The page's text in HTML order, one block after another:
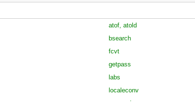
atof, atold
bsearch
fcvt
getpass
labs
localeconv